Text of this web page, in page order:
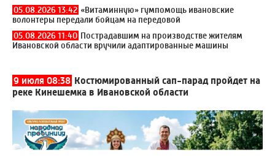
05.08.2026 13:42 «Витаминную» гумпомощь ивановские
волонтеры передали бойцам на передовой
05.08.2026 11:40 Пострадавшим на производстве жителям
Ивановской области вручили адаптированные машины
9 июля 08:38 Костюмированный сап-парад пройдет на
реке Кинешемка в Ивановской области